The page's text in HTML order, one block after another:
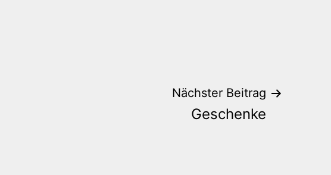
Nächster Beitrag
Geschenke